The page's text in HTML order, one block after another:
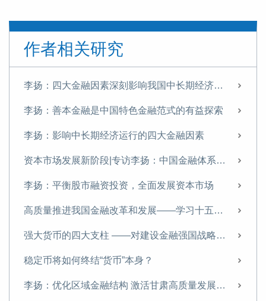
作者相关研究
李扬：四大金融因素深刻影响我国中长期经济运行
李扬：善本金融是中国特色金融范式的有益探索
李扬：影响中长期经济运行的四大金融因素
资本市场发展新阶段|专访李扬：中国金融体系提质正当时
李扬：平衡股市融资投资，全面发展资本市场
高质量推进我国金融改革和发展——学习十五五金融改革规划体会
强大货币的四大支柱 ——对建设金融强国战略的思考
稳定币将如何终结“货币”本身？
李扬：优化区域金融结构 激活甘肃高质量发展新动能